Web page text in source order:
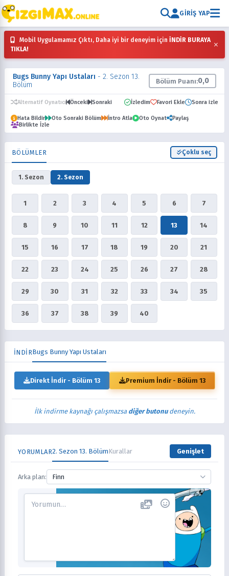
GIRIŞ YAP
Mobil Uygulamamız Çıktı, Daha iyi bir deneyim için İNDİR BURAYA
TIKLA!
×
Bugs Bunny Yapı Ustaları - 2. Sezon 13.
Bölüm
Bölüm Puanı:0,0
Alternatif Oynatıcı Önceki Sonraki İzledim Favori Ekle Sonra izle
Hata Bildir Oto Sonraki Bölüm İntro Atla Oto Oynat
Paylaş
Birlikte İzle
BÖLÜMLER Çoklu seç
1. Sezon 2. Sezon
1 2 3 4 5 6 7
8 9 10 11 12 13 14
15 16 17 18 19 20 21
22 23 24 25 26 27 28
29 30 31 32 33 34 35
36 37 38 39 40
İNDİRBugs Bunny Yapı Ustaları
Direkt İndir - Bölüm 13 Premium İndir - Bölüm 13
İlk indirme kaynağı çalışmazsa diğer butonudeneyin.
YORUMLAR2. Sezon 13. BölümKurallar Genişlet
Arka plan: Finn